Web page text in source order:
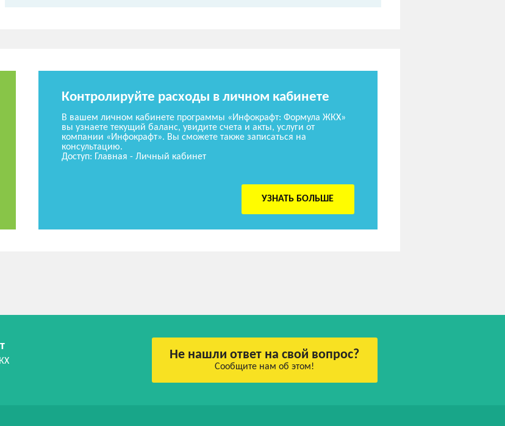
Контролируйте расходы в личном кабинете
В вашем личном кабинете программы «Инфокрафт: Формула ЖКХ»
вы узнаете текущий баланс, увидите счета и акты, услуги от
компании «Инфокрафт». Вы сможете также записаться на
консультацию.
Доступ: Главная - Личный кабинет
УЗНАТЬ БОЛЬШЕ
Не нашли ответ на свой вопрос?
Сообщите нам об этом!